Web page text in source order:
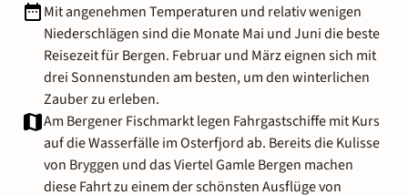
Mit angenehmen Temperaturen und relativ wenigen
Niederschlägen sind die Monate Mai und Juni die beste
Reisezeit für Bergen. Februar und März eignen sich mit
drei Sonnenstunden am besten, um den winterlichen
Zauber zu erleben.
Am Bergener Fischmarkt legen Fahrgastschiffe mit Kurs
auf die Wasserfälle im Osterfjord ab. Bereits die Kulisse
von Bryggen und das Viertel Gamle Bergen machen
diese Fahrt zu einem der schönsten Ausflüge von